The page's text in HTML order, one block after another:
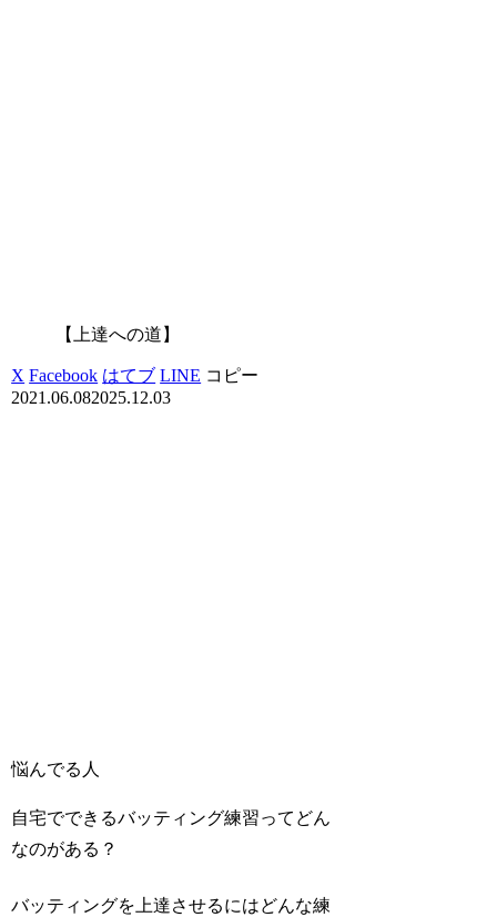
【上達への道】
X Facebook はてブ LINE コピー
2021.06.082025.12.03
悩んでる人
自宅でできるバッティング練習ってどん
なのがある？
バッティングを上達させるにはどんな練